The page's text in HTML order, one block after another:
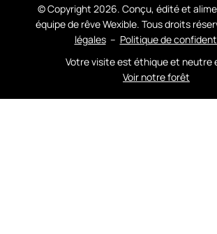
© Copyright 2026. Conçu, édité et
équipe de rêve Wexible. Tous droits
légales– Politique de
Votre visite est éthique et neutre
Voir notre forêt